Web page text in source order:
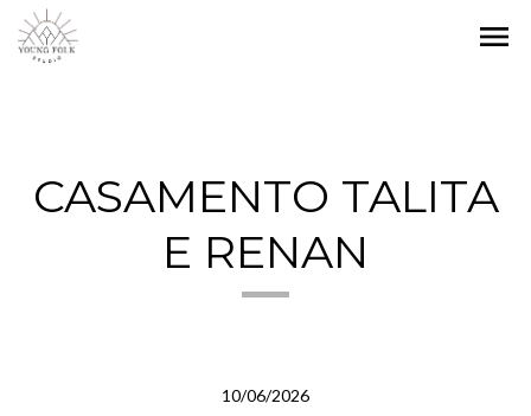
menu
CASAMENTO TALITA
E RENAN
10/06/2026